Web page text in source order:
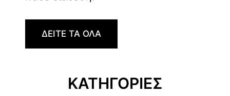
ΔΕΙΤΕ ΤΑ ΟΛΑ
ΚΑΤΗΓΟΡΙΕΣ